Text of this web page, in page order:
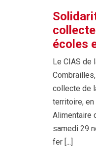
écoles
Le CIAS de
collecte de
territoire, en
Alimentaire
samedi 29
fer [...]